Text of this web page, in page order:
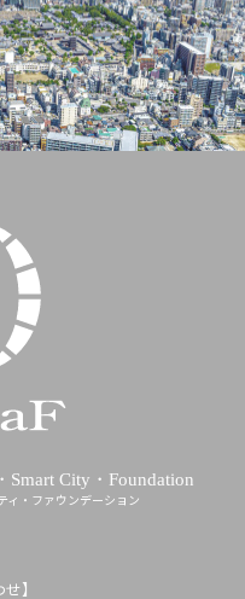
Smart City・Foundation
ィ・ファウンデーション
】